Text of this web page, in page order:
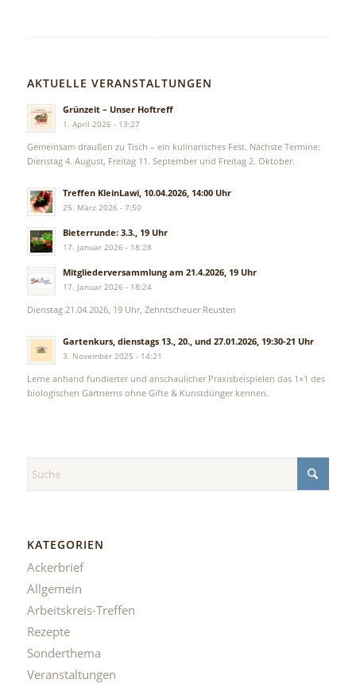
AKTUELLE VERANSTALTUNGEN
Grünzeit – Unser Hoftreff
1. April 2026 - 13:27
Gemeinsam draußen zu Tisch – ein kulinarisches Fest. Nächste Termine:
Dienstag 4. August, Freitag 11. September und Freitag 2. Oktober.
Treffen KleinLawi, 10.04.2026, 14:00 Uhr
25. März 2026 - 7:50
Bieterrunde: 3.3., 19 Uhr
17. Januar 2026 - 18:28
Mitgliederversammlung am 21.4.2026, 19 Uhr
17. Januar 2026 - 18:24
Dienstag 21.04.2026, 19 Uhr, Zehntscheuer Reusten
Gartenkurs, dienstags 13., 20., und 27.01.2026, 19:30-21 Uhr
3. November 2025 - 14:21
Lerne anhand fundierter und anschaulicher Praxisbeispielen das 1×1 des
biologischen Gärtnerns ohne Gifte & Kunstdünger kennen.
KATEGORIEN
Ackerbrief
Allgemein
Arbeitskreis-Treffen
Rezepte
Sonderthema
Veranstaltungen